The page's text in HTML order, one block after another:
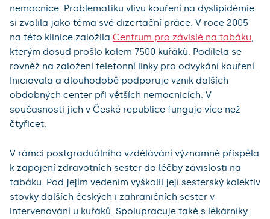
nemocnice. Problematiku vlivu kouření na dyslipidémie
si zvolila jako téma své dizertační práce. V roce 2005
na této klinice založila Centrum pro závislé na tabáku
kterým dosud prošlo kolem 7500 kuřáků. Podílela se
rovněž na založení telefonní linky pro odvykání kouření.
Iniciovala a dlouhodobě podporuje vznik dalších
obdobných center při větších nemocnicích. V
současnosti jich v České republice funguje více než
čtyřicet.
V rámci postgraduálního vzdělávání významně přispěla
k zapojení zdravotních sester do léčby závislosti na
tabáku. Pod jejím vedením vyškolil její sesterský kolektiv
stovky dalších českých i zahraničních sester v
intervenování u kuřáků. Spolupracuje také s lékárníky.